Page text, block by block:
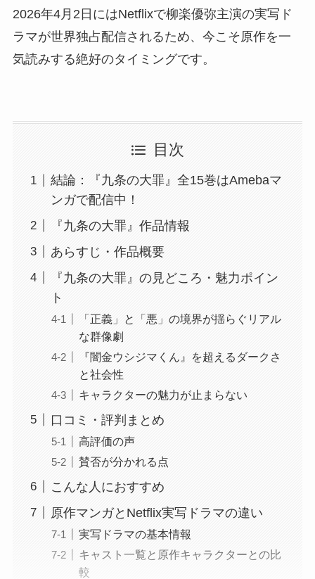
2026年4月2日にはNetflixで柳楽優弥主演の実写ド
ラマが世界独占配信されるため、今こそ原作を一
気読みする絶好のタイミングです。
目次
結論：『九条の大罪』全15巻はAmebaマ
ンガで配信中！
『九条の大罪』作品情報
あらすじ・作品概要
『九条の大罪』の見どころ・魅力ポイン
ト
「正義」と「悪」の境界が揺らぐリアル
な群像劇
『闇金ウシジマくん』を超えるダークさ
と社会性
キャラクターの魅力が止まらない
口コミ・評判まとめ
高評価の声
賛否が分かれる点
こんな人におすすめ
原作マンガとNetflix実写ドラマの違い
実写ドラマの基本情報
キャスト一覧と原作キャラクターとの比
較